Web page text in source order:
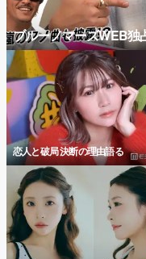
ブルーノマーズWEB独
恋人と破局 決断の理由語る